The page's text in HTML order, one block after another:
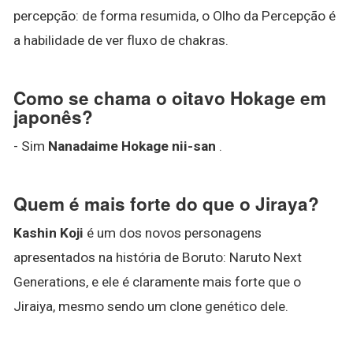
percepção: de forma resumida, o Olho da Percepção é
a habilidade de ver fluxo de chakras.
Como se chama o oitavo Hokage em
japonês?
- Sim Nanadaime Hokage nii-san .
Quem é mais forte do que o Jiraya?
Kashin Koji é um dos novos personagens
apresentados na história de Boruto: Naruto Next
Generations, e ele é claramente mais forte que o
Jiraiya, mesmo sendo um clone genético dele.